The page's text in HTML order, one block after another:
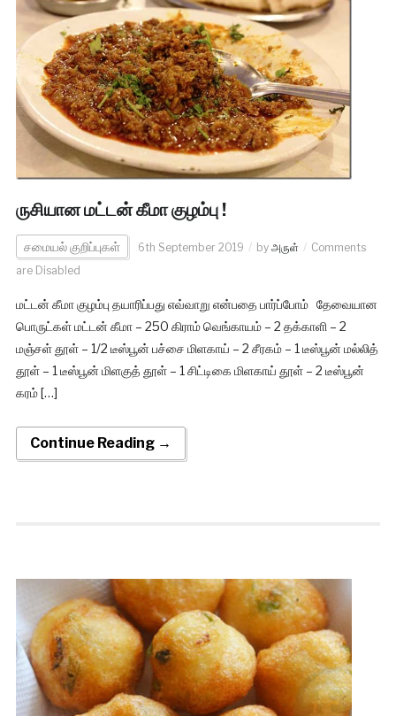
ருசியான மட்டன் கீமா குழம்பு !
சமையல் குறிப்புகள் 6th September 2019 by அருள்
Comments
are Disabled
மட்டன் கீமா குழம்பு தயாரிப்பது எவ்வாறு என்பதை பார்ப்போம் தேவையான
பொருட்கள் மட்டன் கீமா – 250 கிராம் வெங்காயம் – 2 தக்காளி – 2
மஞ்சள் தூள் – 1/2 டீஸ்பூன் பச்சை மிளகாய் – 2 சீரகம் – 1 டீஸ்பூன் மல்லித்
தூள் – 1 டீஸ்பூன் மிளகுத் தூள் – 1 சிட்டிகை மிளகாய் தூள் – 2 டீஸ்பூன்
கரம் […]
Continue Reading →